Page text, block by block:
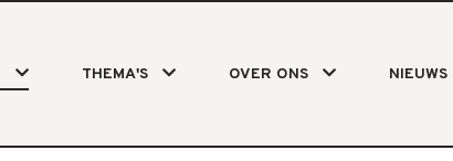
THEMA'S OVER ONS NIEUWS